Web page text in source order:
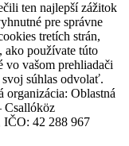
ten najlepší zážitok
pre správne
tretích strán,
ako používate túto
vo vašom prehliadači
súhlas odvolať.
organizácia: Oblastná
Csallóköz
IČO: 42 288 967